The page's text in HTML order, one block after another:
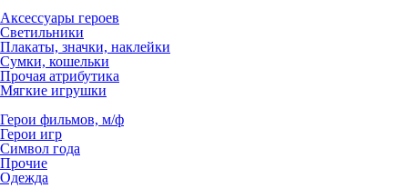
Аксессуары героев
Светильники
Плакаты, значки, наклейки
Сумки, кошельки
Прочая атрибутика
Мягкие игрушки
Герои фильмов, м/ф
Герои игр
Символ года
Прочие
Одежда